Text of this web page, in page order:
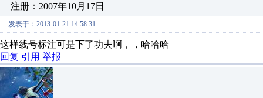
注册：2007年10月17日
发表于：2013-01-21 14:58:31
这样线号标注可是下了功夫啊，，哈哈哈
回复 引用 举报